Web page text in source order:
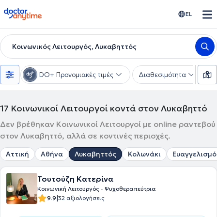
doctoranytime EL
Κοινωνικός Λειτουργός, Λυκαβηττός
DO+ Προνομιακές τιμές Διαθεσιμότητα
17 Κοινωνικοί Λειτουργοί κοντά στον Λυκαβηττό
Δεν βρέθηκαν Κοινωνικοί Λειτουργοί με online ραντεβού
στον Λυκαβηττό, αλλά σε κοντινές περιοχές.
Αττική Αθήνα Λυκαβηττός Κολωνάκι
Τουτούζη Κατερίνα
Κοινωνική Λειτουργός - Ψυχοθεραπεύτρια
9.9|32 αξιολογήσεις